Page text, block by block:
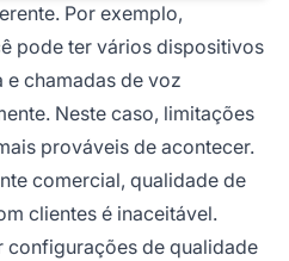
Por exemplo,
pode ter vários dispositivos
chamadas de voz
Neste caso, limitações
prováveis de acontecer.
comercial, qualidade de
clientes é inaceitável.
configurações de qualidade